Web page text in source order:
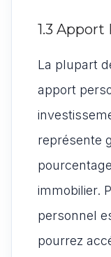
1.3
La plupart
apport
représente
immobilier.
personnel
pourrez